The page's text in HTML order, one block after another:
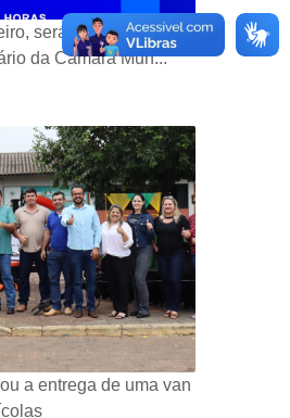
será realizada
da Câmara Mun...
a entrega de uma van